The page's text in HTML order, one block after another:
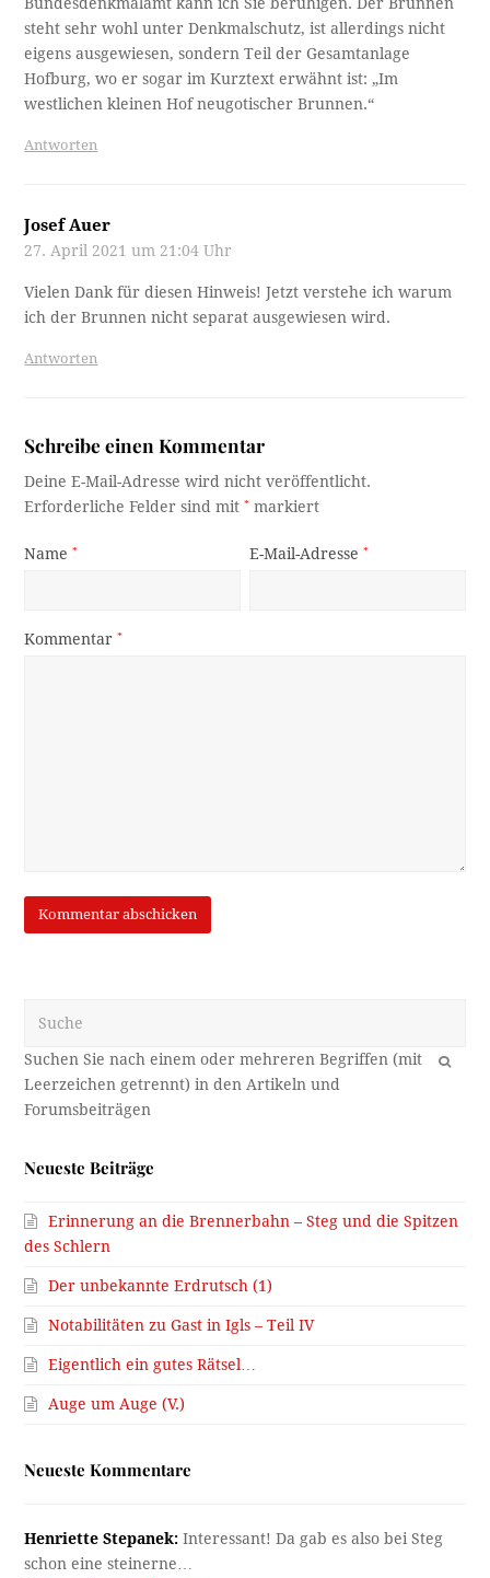
steht sehr wohl unter Denkmalschutz, ist allerdings nicht
eigens ausgewiesen, sondern Teil der Gesamtanlage
Hofburg, wo er sogar im Kurztext erwähnt ist: „Im
westlichen kleinen Hof neugotischer Brunnen.“
Antworten
Josef Auer
27. April 2021 um 21:04 Uhr
Vielen Dank für diesen Hinweis! Jetzt verstehe ich warum
ich der Brunnen nicht separat ausgewiesen wird.
Antworten
Schreibe einen Kommentar
Deine E-Mail-Adresse wird nicht veröffentlicht.
Erforderliche Felder sind mit* markiert
Name* E-Mail-Adresse*
Kommentar*
OK
Neueste Beiträge
Erinnerung an die Brennerbahn – Steg und die Spitzen
des Schlern
Der unbekannte Erdrutsch (1)
Notabilitäten zu Gast in Igls – Teil IV
Eigentlich ein gutes Rätsel…
Auge um Auge (V.)
Neueste Kommentare
Henriette Stepanek: Interessant! Da gab es also bei Steg
schon eine steinerne…